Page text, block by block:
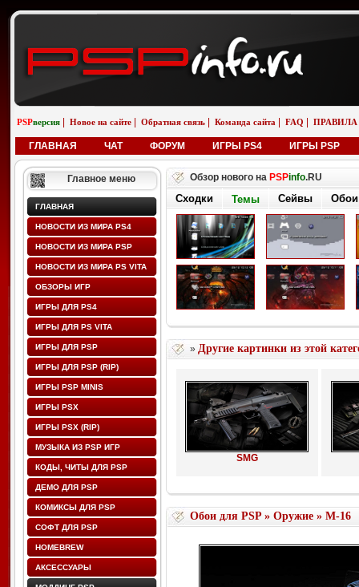
PSPверсия Новое на сайте Обратная связь Команда сайта FAQ ПРАВИЛА
ГЛАВНАЯ ЧАТ ФОРУМ ИГРЫ PS4 ИГРЫ PSP
Главное меню
ГЛАВНАЯ
НОВОСТИ ИЗ МИРА PS4
НОВОСТИ ИЗ МИРА PSP
НОВОСТИ ИЗ МИРА PS VITA
ОБЗОРЫ ИГР
ИГРЫ ДЛЯ PS4
ИГРЫ ДЛЯ PS VITA
ИГРЫ ДЛЯ PSP
ИГРЫ ДЛЯ PSP (RIP)
ИГРЫ PSP MINIS
ИГРЫ PSX
ИГРЫ PSX (RIP)
МУЗЫКА ИЗ PSP ИГР
КОДЫ, ЧИТЫ ДЛЯ PSP
ДЕМО ДЛЯ PSP
КОМИКСЫ ДЛЯ PSP
СОФТ ДЛЯ PSP
HOMEBREW
АКСЕССУАРЫ
Обзор нового на PSPinfo.RU
Сходки Темы Сейвы Обои
» Другие картинки из этой
SMG
Обои для PSP» Оружие» M-16